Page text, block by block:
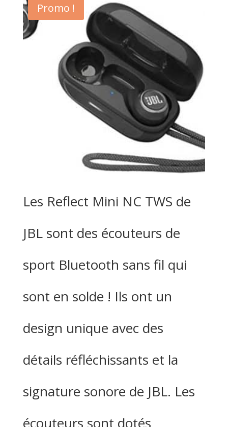
Promo !
Les Reflect Mini NC TWS de
JBL sont des écouteurs de
sport Bluetooth sans fil qui
sont en solde ! Ils ont un
design unique avec des
détails réfléchissants et la
signature sonore de JBL. Les
écouteurs sont dotés